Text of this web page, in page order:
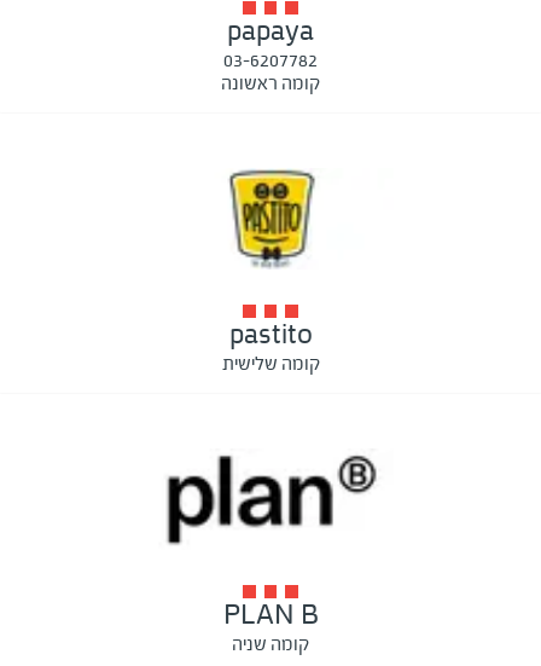
papaya
03-6207782
קומה ראשונה
pastito
קומה שלישית
PLAN B
קומה שניה